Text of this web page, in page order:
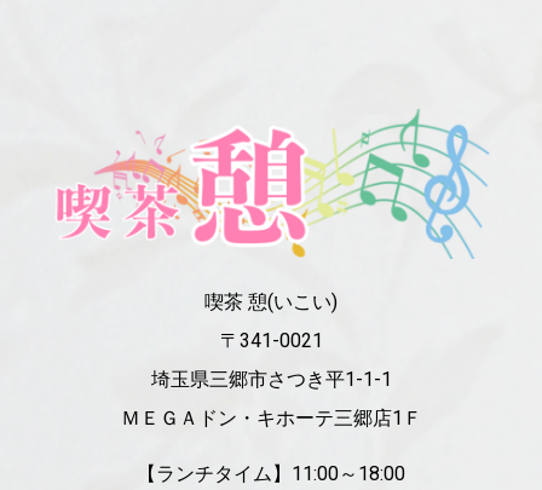
喫茶 憩(いこい)
〒341-0021
埼玉県三郷市さつき平1-1-1
ＭＥＧＡドン・キホーテ三郷店1Ｆ
【ランチタイム】11:00～18:00